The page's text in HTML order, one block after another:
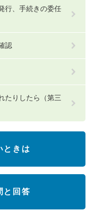
行、手続きの委任
認
たりしたら（第三
ときは
と回答